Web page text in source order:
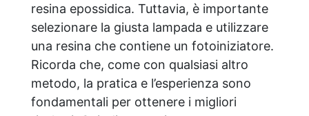
resina epossidica. Tuttavia, è importante
selezionare la giusta lampada e utilizzare
una resina che contiene un fotoiniziatore.
Ricorda che, come con qualsiasi altro
metodo, la pratica e l’esperienza sono
fondamentali per ottenere i migliori